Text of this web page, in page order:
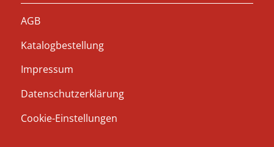
AGB
Katalogbestellung
Impressum
Datenschutzerklärung
Cookie-Einstellungen